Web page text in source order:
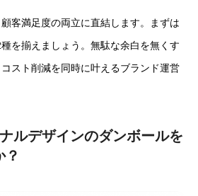
客満足度の両立に直結します。まずは
を揃えましょう。無駄な余白を無くす
スト削減を同時に叶えるブランド運営
ルデザインのダンボールを
？